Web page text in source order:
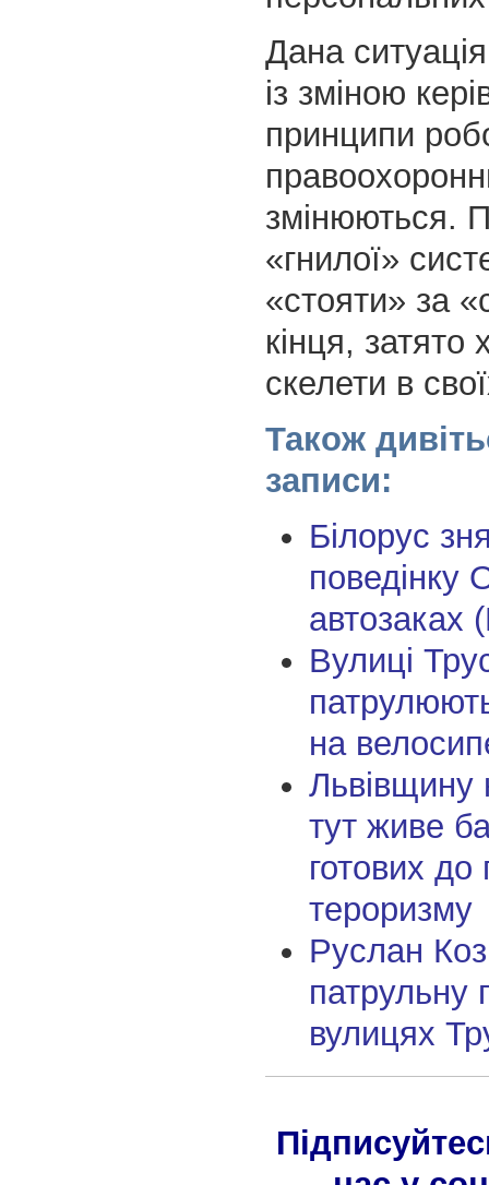
Дана
із зміною
принципи
змінюються.
«гнилої»
«стояти» за
кінця, затято
скелети в
Також
записи:
Білорус
поведінку
автозаках
Вулиці
на
Львівщину
тут живе
готових до
тероризму
Руслан
патрульну
вулицях